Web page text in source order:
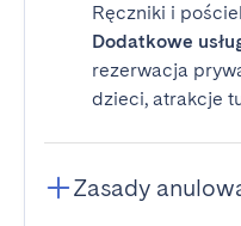
Ręczniki i
Dodatkowe
rezerwacja
dzieci, atrakcje
Zasady